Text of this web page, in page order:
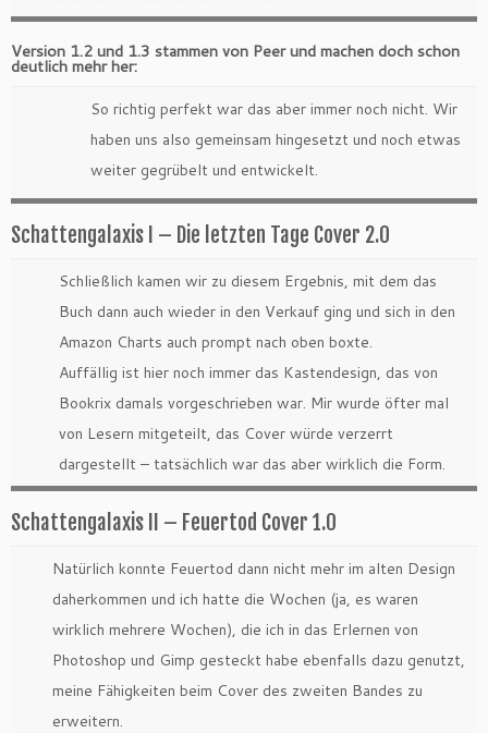
Version 1.2 und 1.3 stammen von Peer und machen doch schon
deutlich mehr her:
So richtig perfekt war das aber immer noch nicht. Wir
haben uns also gemeinsam hingesetzt und noch etwas
weiter gegrübelt und entwickelt.
Schattengalaxis I – Die letzten Tage Cover 2.0
Schließlich kamen wir zu diesem Ergebnis, mit dem das
Buch dann auch wieder in den Verkauf ging und sich in den
Amazon Charts auch prompt nach oben boxte.
Auffällig ist hier noch immer das Kastendesign, das von
Bookrix damals vorgeschrieben war. Mir wurde öfter mal
von Lesern mitgeteilt, das Cover würde verzerrt
dargestellt – tatsächlich war das aber wirklich die Form.
Schattengalaxis II – Feuertod Cover 1.0
Natürlich konnte Feuertod dann nicht mehr im alten Design
daherkommen und ich hatte die Wochen (ja, es waren
wirklich mehrere Wochen), die ich in das Erlernen von
Photoshop und Gimp gesteckt habe ebenfalls dazu genutzt,
meine Fähigkeiten beim Cover des zweiten Bandes zu
erweitern.